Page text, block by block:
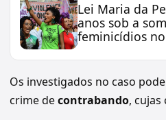
Lei Maria da
anos sob a
feminicídios
Os investigados no caso
crime decontrabando,